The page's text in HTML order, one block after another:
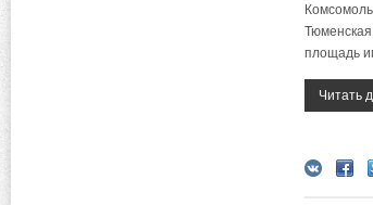
площадь
Читать